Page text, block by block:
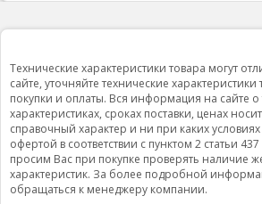
Технические характеристики товара могут
сайте, уточняйте технические
покупки и оплаты. Вся информация на сайте о
характеристиках, сроках поставки, ценах
справочный характер и ни при каких
офертой в соответствии с пунктом 2 статьи
просим Вас при покупке проверять наличие
характеристик. За более подробной
обращаться к менеджеру компании.